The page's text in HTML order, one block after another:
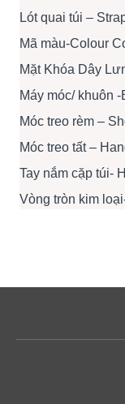
Lót quai túi –
Mã màu-Colour
Mặt Khóa Dây
Máy móc/ khuôn
Móc treo rèm –
Móc treo tất –
Tay nắm cặp túi-
Vòng tròn kim